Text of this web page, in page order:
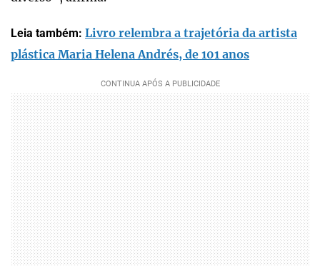
Leia também: Livro relembra a trajetória da artista
plástica Maria Helena Andrés, de 101 anos